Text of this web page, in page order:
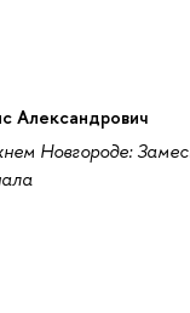
Александрович
Новгороде: